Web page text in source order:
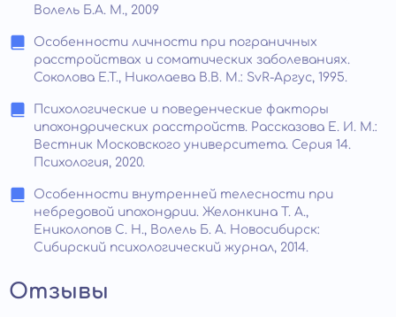
Волель Б.А. М., 2009
Особенности личности при пограничных
расстройствах и соматических заболеваниях.
Соколова Е.Т., Николаева В.В. М.: SvR-Аргус, 1995.
Психологические и поведенческие факторы
ипохондрических расстройств. Рассказова Е. И. М.:
Вестник Московского университета. Серия 14.
Психология, 2020.
Особенности внутренней телесности при
небредовой ипохондрии. Желонкина Т. А.,
Ениколопов С. Н., Волель Б. А. Новосибирск:
Сибирский психологический журнал, 2014.
Отзывы